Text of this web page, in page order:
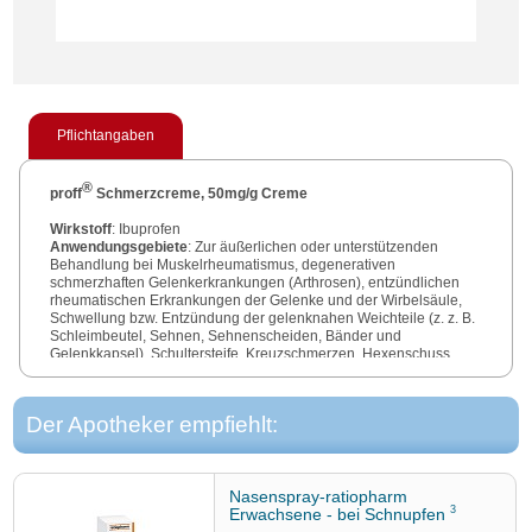
Pflichtangaben
proff®Schmerzcreme, 50mg/g Creme
Wirkstoff: Ibuprofen
Anwendungsgebiete: Zur äußerlichen oder unterstützenden
Behandlung bei Muskelrheumatismus, degenerativen
schmerzhaften Gelenkerkrankungen (Arthrosen), entzündlichen
rheumatischen Erkrankungen der Gelenke und der Wirbelsäule,
Schwellung bzw. Entzündung der gelenknahen Weichteile (z. z. B.
Schleimbeutel, Sehnen, Sehnenscheiden, Bänder und
Gelenkkapsel), Schultersteife, Kreuzschmerzen, Hexenschuss,
Zerrungen. proff
Schmerzcreme wird angewendet bei
Erwachsenen und Jugendlichen ab 14 Jahren.
Warnhinweise: Enthält Natriummethyl-4-hydroxybenzoat,
Reaktionen hervorrufen. Arzneimittel für Kinder unzugänglich
aufbewahren.
Der Apotheker empfiehlt:
Nasenspray-ratiopharm
Erwachsene - bei Schnupfen3